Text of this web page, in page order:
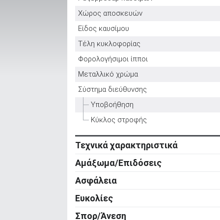
Μεταχειρισμένα
ΑΝΑΖΗΤΗΣΗ
Επιχειρήσεις
Χώρος αποσκευών
Είδος καυσίμου
Τέλη κυκλοφορίας
Φορολογήσιμοι ίπποι
Μεταλλικό χρώμα
Σύστημα διεύθυνσης
Υποβοήθηση
Κύκλος στροφής
Τεχνικά χαρακτηριστικά
Κινητήρας
Κύλινδροι
Βαλβίδες
Κυβισμός
Ισχύς
Αμάξωμα/Επιδόσεις
Αμάξωμα
Τύπος
Αριθμός θυρών
Μήκος
Ασφάλεια
Ενεργητική ασφάλεια
ABS
Σύστημα υποβοήθησης πέδησης (Brake
Ευκολίες
Ρυθμιζόμενο τιμόνι σε ύψος
Σπορ/Άνεση